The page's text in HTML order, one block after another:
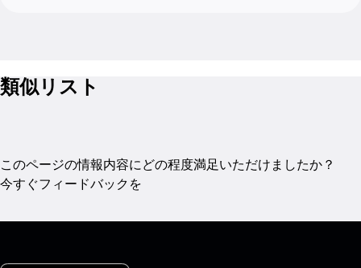
類似リスト
このページの情報内容にどの程度満足いただけましたか？
今すぐフィードバックを